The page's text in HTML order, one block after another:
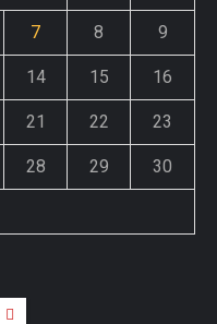
7 8 9
14 15 16
21 22 23
28 29 30